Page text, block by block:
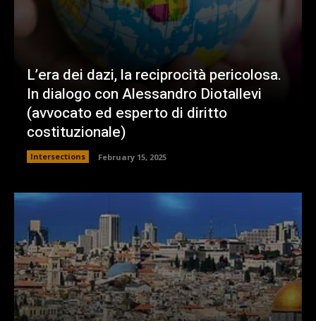
L’era dei dazi, la reciprocità pericolosa.
In dialogo con Alessandro Diotallevi
(avvocato ed esperto di diritto
costituzionale)
Intersections February 15, 2025